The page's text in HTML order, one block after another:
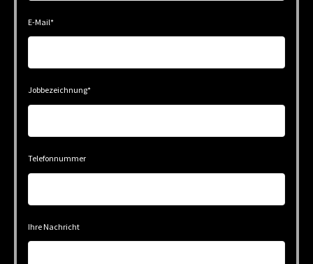
E-Mail*
Jobbezeichnung*
Telefonnummer
Ihre Nachricht